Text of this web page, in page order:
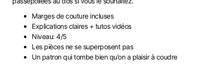
Marges de couture incluses
Explications claires + tutos vidéos
Niveau: 4/5
Les pièces ne se superposent pas
Un patron qui tombe bien qu’on a plaisir à coudre